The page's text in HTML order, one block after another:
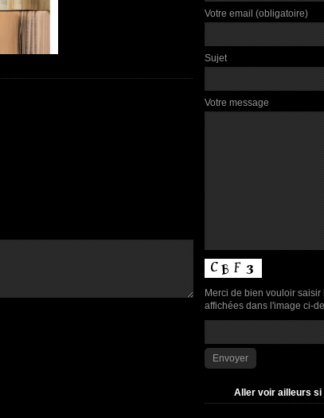
Votre email (obligatoire)
Sujet
Votre message
Merci de bien vouloir saisir
affichées dans l'image ci-
Aller voir ailleurs si